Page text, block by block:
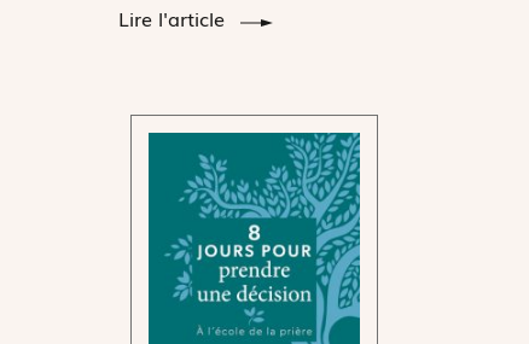
Lire l'article